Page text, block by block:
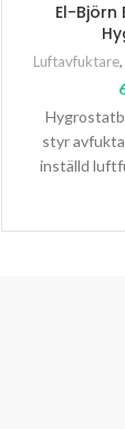
El-Björn
Luftavfuktare,
styr
inställd